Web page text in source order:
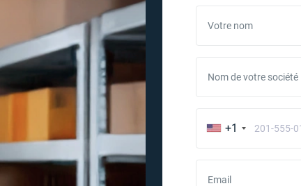
Votre nom
Nom de votre société
+1
Email